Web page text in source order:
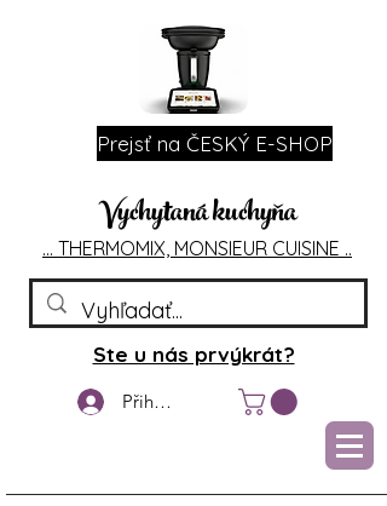
Vychytaná kuchyňa
... THERMOMIX, MONSIEUR CUISINE ..
Přihlášení
Prejsť na ČESKÝ E-SHOP
Ste u nás prvýkrát?